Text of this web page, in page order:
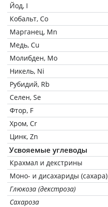
Йод, I
Кобальт, Co
Марганец, Mn
Медь, Cu
Молибден, Mo
Никель, Ni
Рубидий, Rb
Селен, Se
Фтор, F
Хром, Cr
Цинк, Zn
Усвояемые углеводы
Крахмал и декстрины
Моно- и дисахариды (сахара)
Глюкоза (декстроза)
Сахароза